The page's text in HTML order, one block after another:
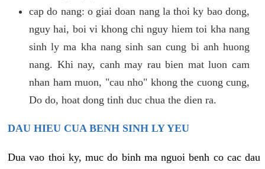
cap do nang: o giai doan nang la thoi ky bao dong,
nguy hai, boi vi khong chi nguy hiem toi kha nang
sinh ly ma kha nang sinh san cung bi anh huong
nang. Khi nay, canh may rau bien mat luon cam
nhan ham muon, "cau nho" khong the cuong cung,
Do do, hoat dong tinh duc chua the dien ra.
DAU HIEU CUA BENH SINH LY YEU
Dua vao thoi ky, muc do binh ma nguoi benh co cac dau